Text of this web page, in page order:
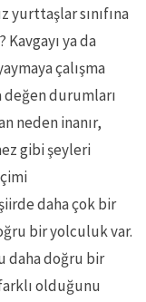
sınıfına
Kavgayı ya da
çalışma
değen durumları
neden inanır,
gibi şeyleri
daha çok bir
bir yolculuk var.
daha doğru bir
olduğunu